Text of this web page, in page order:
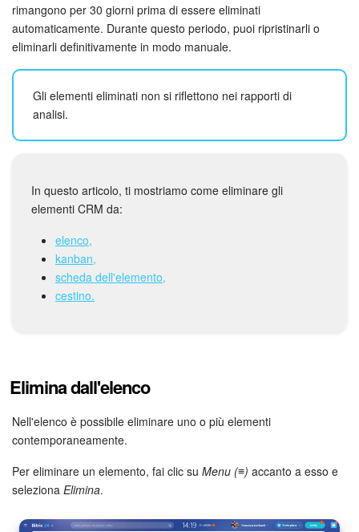
Collab
Calendario
Bitrix24 Drive
Incarichi e progetti
Progetti IA
CRM
Analisi CRM
Generatore BI
Bitrix24 Market
rimangono per 30 giorni prima di essere eliminati
automaticamente. Durante questo periodo, puoi ripristinarli o
eliminarli definitivamente in modo manuale.
Gli elementi eliminati non si riflettono nei rapporti di
analisi.
In questo articolo, ti mostriamo come eliminare gli
elementi CRM da:
elenco,
kanban,
scheda dell'elemento,
cestino.
Elimina dall'elenco
Nell'elenco è possibile eliminare uno o più elementi
contemporaneamente.
Per eliminare un elemento, fai clic su Menu (≡) accanto a esso e
seleziona Elimina.